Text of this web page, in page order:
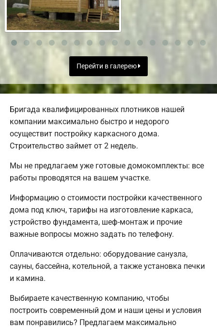
Перейти в галерею
Бригада квалифицированных плотников нашей
компании максимально быстро и недорого
осуществит постройку каркасного дома.
Строительство займет от 2 недель.
Мы не предлагаем уже готовые домокомплекты: все
работы проводятся на вашем участке.
Информацию о стоимости постройки качественного
дома под ключ, тарифы на изготовление каркаса,
устройство фундамента, шеф-монтаж и прочие
важные вопросы можно задать по телефону.
Оплачиваются отдельно: оборудование санузла,
сауны, бассейна, котельной, а также установка печки
и камина.
Выбираете качественную компанию, чтобы
построить современный дом и наши цены и условия
вам понравились? Предлагаем максимально